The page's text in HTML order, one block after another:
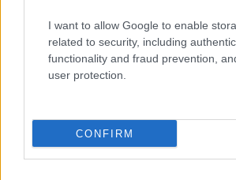
I want to allow Google to enable
related to security, including
functionality and fraud prevention,
user protection.
CONFIRM